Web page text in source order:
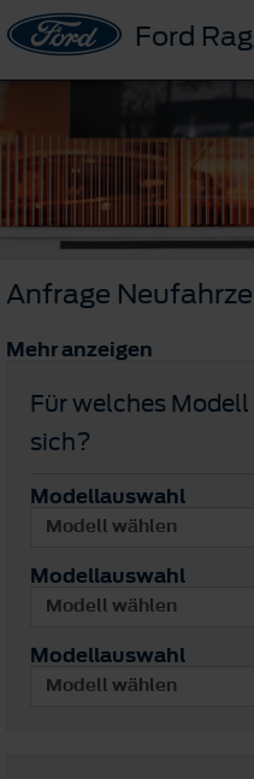
Ford
Anfrage
Mehr anzeigen
Für welches
sich?
Modellauswahl
Modellauswahl
Modellauswahl